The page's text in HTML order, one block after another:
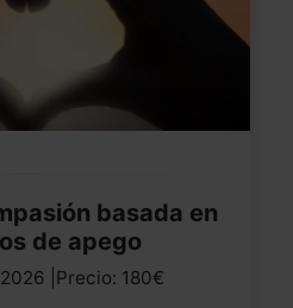
basada en
de apego
|Precio: 180€